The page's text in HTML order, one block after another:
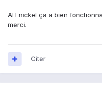
AH nickel ça a bien
merci.
Citer